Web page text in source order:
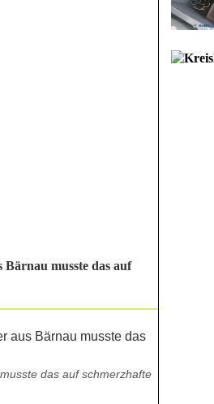
musste das auf
das auf schmerzhafte